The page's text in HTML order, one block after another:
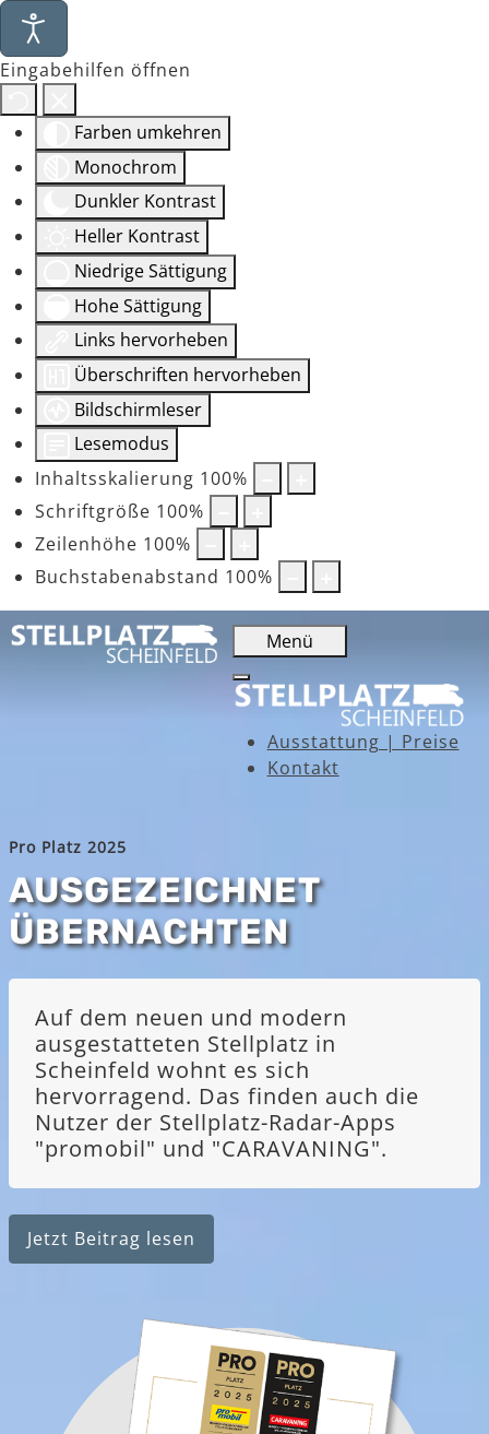
Eingabehilfen öffnen
Farben umkehren
Monochrom
Dunkler Kontrast
Heller Kontrast
Niedrige Sättigung
Hohe Sättigung
Links hervorheben
Überschriften hervorheben
Bildschirmleser
Lesemodus
Inhaltsskalierung 100%
Schriftgröße 100%
Zeilenhöhe 100%
Buchstabenabstand 100%
Menü
Ausstattung | Preise
Kontakt
Pro Platz 2025
AUSGEZEICHNET
ÜBERNACHTEN
Auf dem neuen und modern
ausgestatteten Stellplatz in
Scheinfeld wohnt es sich
hervorragend. Das finden auch die
Nutzer der Stellplatz-Radar-Apps
"promobil" und "CARAVANING".
Jetzt Beitrag lesen